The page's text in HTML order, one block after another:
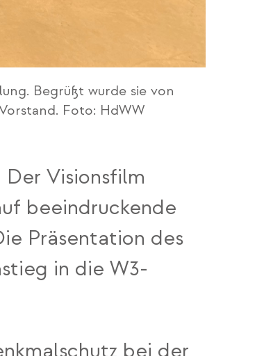
Begrüßt wurde sie von
Foto: HdWW
Visionsfilm
beeindruckende
Präsentation des
in die W3-